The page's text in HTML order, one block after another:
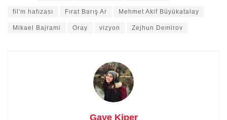
fil'm hafızası Fırat Barış Ar Mehmet Akif Büyükatalay
Mikael Bajrami Oray vizyon Zejhun Demirov
Gaye Kiper